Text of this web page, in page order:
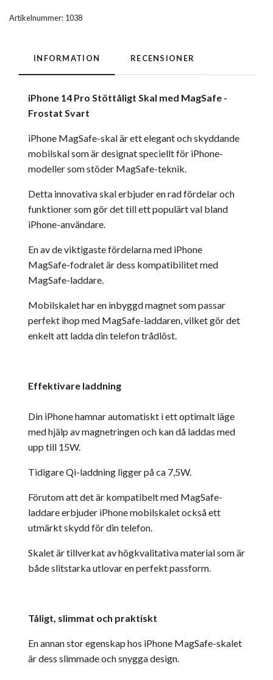
Artikelnummer: 1038
INFORMATION RECENSIONER
iPhone 14 Pro Stöttåligt Skal med MagSafe -
Frostat Svart
iPhone MagSafe-skal är ett elegant och skyddande
mobilskal som är designat speciellt för iPhone-
modeller som stöder MagSafe-teknik.
Detta innovativa skal erbjuder en rad fördelar och
funktioner som gör det till ett populärt val bland
iPhone-användare.
En av de viktigaste fördelarna med iPhone
MagSafe-fodralet är dess kompatibilitet med
MagSafe-laddare.
Mobilskalet har en inbyggd magnet som passar
perfekt ihop med MagSafe-laddaren, vilket gör det
enkelt att ladda din telefon trådlöst.
Effektivare laddning
Din iPhone hamnar automatiskt i ett optimalt läge
med hjälp av magnetringen och kan då laddas med
upp till 15W.
Tidigare Qi-laddning ligger på ca 7,5W.
Förutom att det är kompatibelt med MagSafe-
laddare erbjuder iPhone mobilskalet också ett
utmärkt skydd för din telefon.
Skalet är tillverkat av högkvalitativa material som är
både slitstarka utlovar en perfekt passform.
Tåligt, slimmat och praktiskt
En annan stor egenskap hos iPhone MagSafe-skalet
är dess slimmade och snygga design.